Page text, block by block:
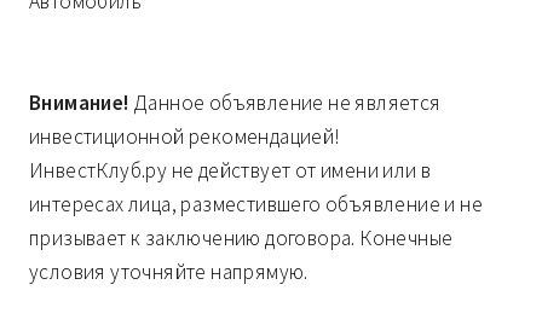
Внимание! Данное объявление не является
инвестиционной рекомендацией!
ИнвестКлуб.ру не действует от имени или в
интересах лица, разместившего объявление и не
призывает к заключению договора. Конечные
условия уточняйте напрямую.